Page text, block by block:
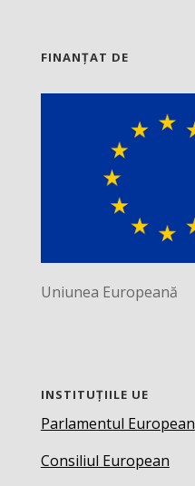
FINANȚAT DE
Uniunea Europeană
INSTITUȚIILE UE
Parlamentul European
Consiliul European